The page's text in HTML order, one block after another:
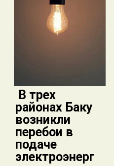
​ В трех
районах Баку
возникли
перебои в
подаче
электроэнерг